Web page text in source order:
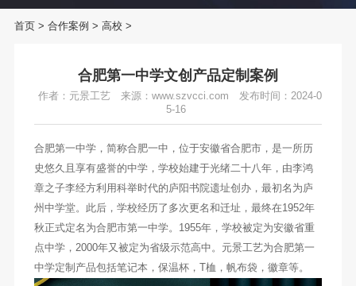
首页 > 合作案例 > 高校 >
合肥第一中学文创产品定制案例
作者：元景工艺 来源：www.szvcci.com
发布时间：2024-0
5-16
合肥第一中学，简称合肥一中，位于安徽省合肥市，是一所历
史悠久且享有盛誉的中学，学校始建于光绪二十八年，由李鸿
章之子李经方利用科举时代的庐阳书院遗址创办，最初名为庐
州中学堂。此后，学校经历了多次更名和迁址，最终在1952年
秋正式定名为合肥市第一中学。1955年，学校被定为安徽省重
点中学，2000年又被定为省级示范高中。元景工艺为合肥第一
中学定制产品包括笔记本，保温杯，T桖，帆布袋，徽章等。